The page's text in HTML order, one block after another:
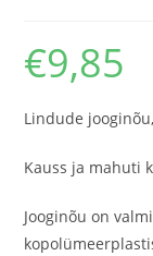
€9,85
Lindude
Kauss ja mahuti
Jooginõu on